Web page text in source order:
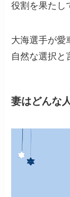
役割を果たし
大海選手が愛
自然な選択と
妻はどんな